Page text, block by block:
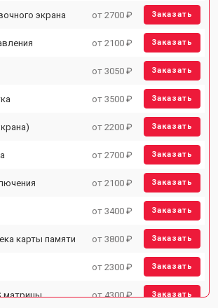
экрана от 2700 ₽ Заказать
от 2100 ₽ Заказать
от 3050 ₽ Заказать
от 3500 ₽ Заказать
от 2200 ₽ Заказать
от 2700 ₽ Заказать
от 2100 ₽ Заказать
от 3400 ₽ Заказать
карты памяти от 3800 ₽ Заказать
от 2300 ₽ Заказать
матрицы от 4300 ₽ Заказать